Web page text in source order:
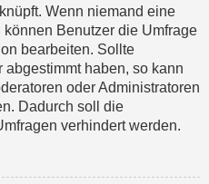
Wenn niemand eine
Benutzer die Umfrage
bearbeiten. Sollte
haben, so kann
oder Administratoren
Dadurch soll die
verhindert werden.